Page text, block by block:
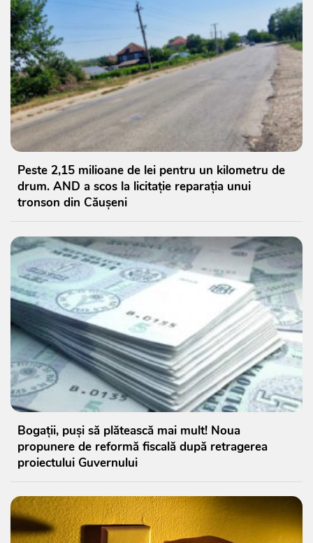
Peste 2,15 milioane de lei pentru un kilometru de
drum. AND a scos la licitație reparația unui
tronson din Căușeni
Bogații, puși să plătească mai mult! Noua
propunere de reformă fiscală după retragerea
proiectului Guvernului